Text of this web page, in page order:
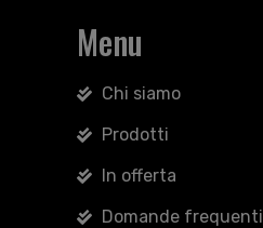
Menu
Chi siamo
Prodotti
In offerta
Domande frequenti